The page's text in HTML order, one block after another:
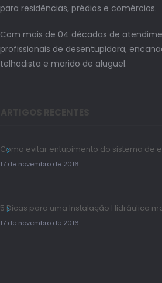
para residências, prédios e comércios.
Com mais de 04 décadas de
profissionais de desentupidora,
telhadista e marido de aluguel.
Como evitar entupimento do sistema de
17 de novembro de 2016
5 Dicas para uma Instalação Hidráulica
17 de novembro de 2016